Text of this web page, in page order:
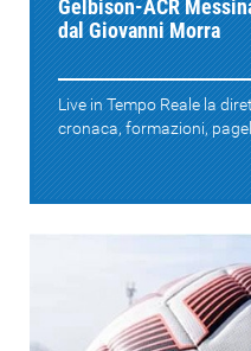
Gelbison-ACR
dal Giovanni Morra
Live in Tempo Reale la
cronaca, formazioni,